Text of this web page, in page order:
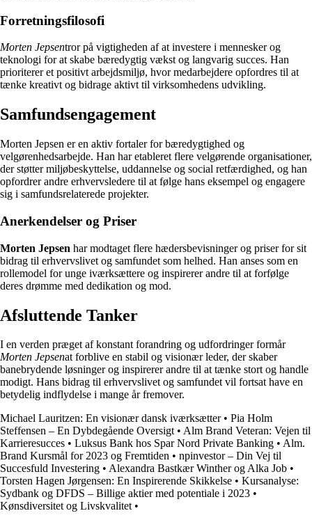
Forretningsfilosofi
Morten Jepsentror på vigtigheden af at investere i mennesker og
teknologi for at skabe bæredygtig vækst og langvarig succes. Han
prioriterer et positivt arbejdsmiljø, hvor medarbejdere opfordres til at
tænke kreativt og bidrage aktivt til virksomhedens udvikling.
Samfundsengagement
Morten Jepsen er en aktiv fortaler for bæredygtighed og
velgørenhedsarbejde. Han har etableret flere velgørende organisationer,
der støtter miljøbeskyttelse, uddannelse og social retfærdighed, og han
opfordrer andre erhvervsledere til at følge hans eksempel og engagere
sig i samfundsrelaterede projekter.
Anerkendelser og Priser
Morten Jepsen har modtaget flere hædersbevisninger og priser for sit
bidrag til erhvervslivet og samfundet som helhed. Han anses som en
rollemodel for unge iværksættere og inspirerer andre til at forfølge
deres drømme med dedikation og mod.
Afsluttende Tanker
I en verden præget af konstant forandring og udfordringer formår
Morten Jepsenat forblive en stabil og visionær leder, der skaber
banebrydende løsninger og inspirerer andre til at tænke stort og handle
modigt. Hans bidrag til erhvervslivet og samfundet vil fortsat have en
betydelig indflydelse i mange år fremover.
Michael Lauritzen: En visionær dansk iværksætter• Pia Holm
Steffensen – En Dybdegående Oversigt• Alm Brand Veteran: Vejen til
Karrieresucces • Luksus Bank hos Spar Nord Private Banking • Alm.
Brand Kursmål for 2023 og Fremtiden • npinvestor – Din Vej til
Succesfuld Investering • Alexandra Bastkær Winther og Alka Job •
Torsten Hagen Jørgensen: En Inspirerende Skikkelse • Kursanalyse:
Sydbank og DFDS – Billige aktier med potentiale i 2023 •
Kønsdiversitet og Livskvalitet•